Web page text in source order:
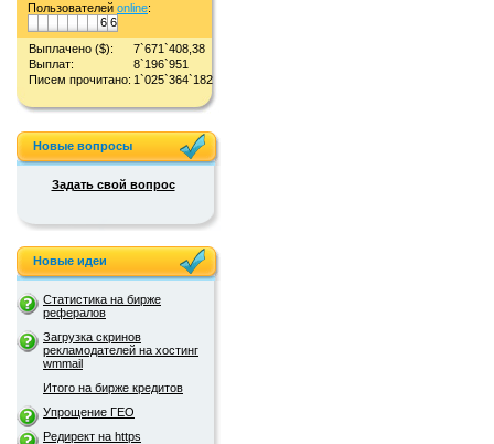
Пользователей online:
6 6
Выплачено ($):
7`671`408,38
Выплат:
8`196`951
Писем прочитано: 1`025`364`182
Новые вопросы
Задать свой вопрос
Новые идеи
Статистика на бирже
рефералов
Загрузка скринов
рекламодателей на хостинг
wmmail
Итого на бирже кредитов
Упрощение ГЕО
Редирект на https